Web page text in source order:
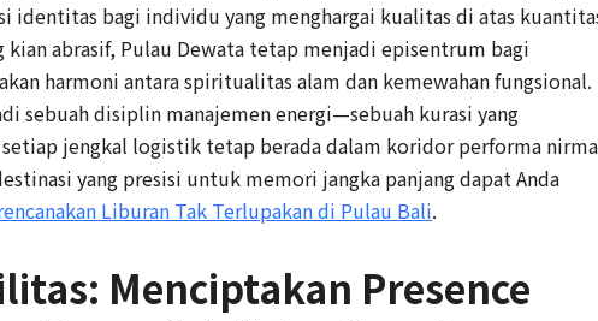
identitas bagi individu yang menghargai kualitas di atas
kian abrasif, Pulau Dewata tetap menjadi episentrum bagi
harmoni antara spiritualitas alam dan kemewahan fungsional.
sebuah disiplin manajemen energi—sebuah kurasi yang
jengkal logistik tetap berada dalam koridor performa
yang presisi untuk memori jangka panjang dapat Anda
Liburan Tak Terlupakan di Pulau Bali.
Menciptakan Presence